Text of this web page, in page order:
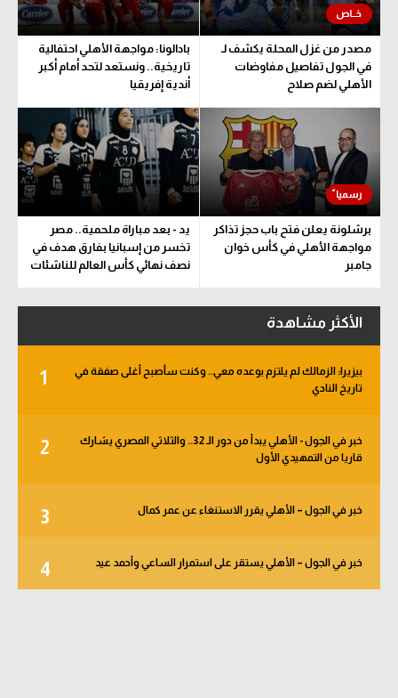
مصدر من غزل المحلة يكشف لـ
في الجول تفاصيل مفاوضات
الأهلي لضم صلاح
بادالونا: مواجهة الأهلي احتفالية
تاريخية.. ونستعد لتحد أمام أكبر
أندية إفريقيا
برشلونة يعلن فتح باب حجز تذاكر
مواجهة الأهلي في كأس خوان
جامبر
يد - بعد مباراة ملحمية.. مصر
تخسر من إسبانيا بفارق هدف في
نصف نهائي كأس العالم للناشئات
الأكثر مشاهدة
1
بيزيرا: الزمالك لم يلتزم بوعده معي.. وكنت سأصبح أغلى صفقة في
تاريخ النادي
2
خبر في الجول - الأهلي يبدأ من دور الـ 32.. والثلاثي المصري يشارك
قاريا من التمهيدي الأول
3 خبر في الجول – الأهلي يقرر الاستنغاء عن عمر كمال
4 خبر في الجول – الأهلي يستقر على استمرار الساعي وأحمد عيد